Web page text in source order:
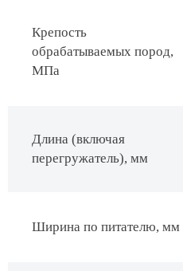
Крепость
обрабатываемых пород,
МПа
Длина (включая
перегружатель), мм
Ширина по питателю, мм